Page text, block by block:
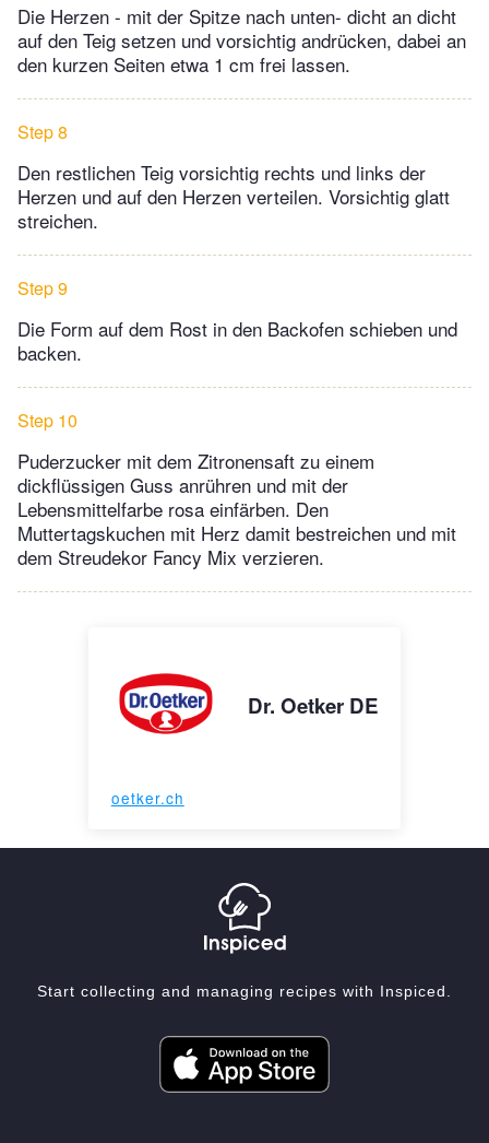
Die Herzen - mit der Spitze nach unten- dicht an dicht
auf den Teig setzen und vorsichtig andrücken, dabei an
den kurzen Seiten etwa 1 cm frei lassen.
Step 8
Den restlichen Teig vorsichtig rechts und links der
Herzen und auf den Herzen verteilen. Vorsichtig glatt
streichen.
Step 9
Die Form auf dem Rost in den Backofen schieben und
backen.
Step 10
Puderzucker mit dem Zitronensaft zu einem
dickflüssigen Guss anrühren und mit der
Lebensmittelfarbe rosa einfärben. Den
Muttertagskuchen mit Herz damit bestreichen und mit
dem Streudekor Fancy Mix verzieren.
Dr. Oetker DE
oetker.ch
Start collecting and managing recipes with Inspiced.